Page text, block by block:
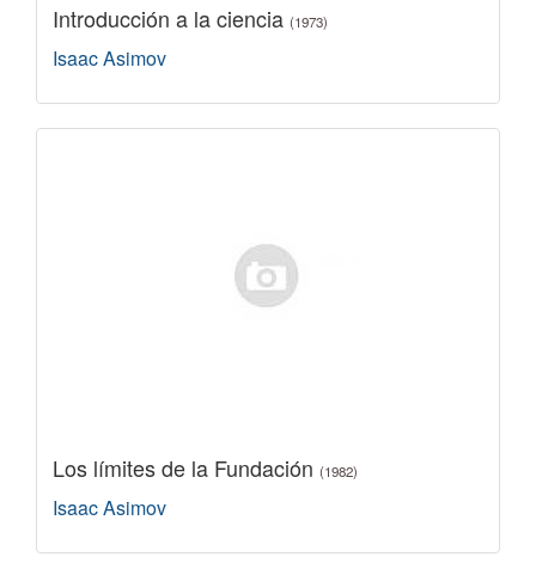
Introducción a la ciencia (1973)
Isaac Asimov
Los límites de la Fundación (1982)
Isaac Asimov